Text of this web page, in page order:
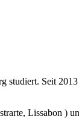
Seit
Lissabon )